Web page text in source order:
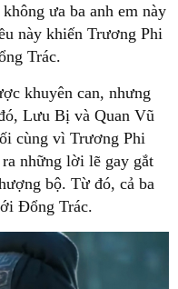
ưa ba anh em này
này khiến Trương Phi
Trác.
khuyên can, nhưng
Lưu Bị và Quan Vũ
cùng vì Trương Phi
những lời lẽ gay gắt
bộ. Từ đó, cả ba
Đổng Trác.